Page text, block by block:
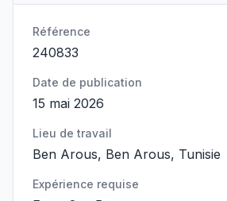
Référence
240833
Date de publication
15 mai 2026
Lieu de travail
Ben Arous, Ben Arous, Tunisie
Expérience requise